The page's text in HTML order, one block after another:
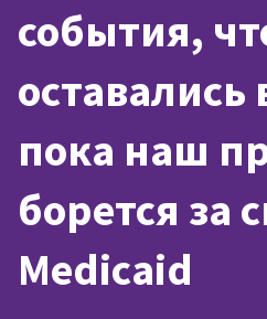
события,
оставались
пока наш
борется за
Medicaid